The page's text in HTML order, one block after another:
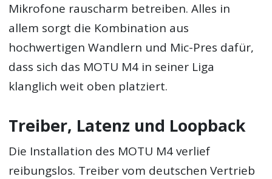
Mikrofone rauscharm betreiben. Alles in
allem sorgt die Kombination aus
hochwertigen Wandlern und Mic-Pres dafür,
dass sich das MOTU M4 in seiner Liga
klanglich weit oben platziert.
Treiber, Latenz und Loopback
Die Installation des MOTU M4 verlief
reibungslos. Treiber vom deutschen Vertrieb